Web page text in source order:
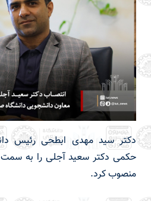
دکتر سید مهدی ابطحی رئیس
حکمی دکتر سعید آجلی را به سمت
منصوب کرد.